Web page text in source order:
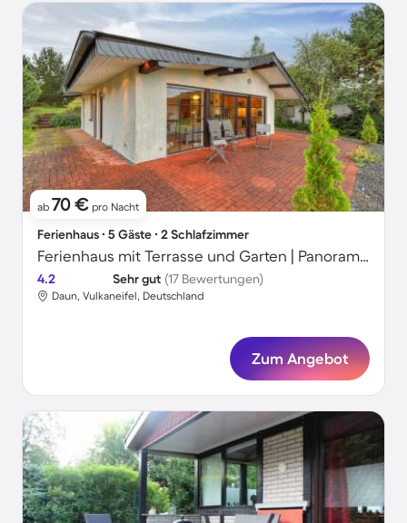
ab 70 € pro Nacht
Ferienhaus ∙ 5 Gäste ∙ 2 Schlafzimmer
Ferienhaus mit Terrasse und Garten | Panoramablick
4.2 Sehr gut (17 Bewertungen)
Daun, Vulkaneifel, Deutschland
Zum Angebot